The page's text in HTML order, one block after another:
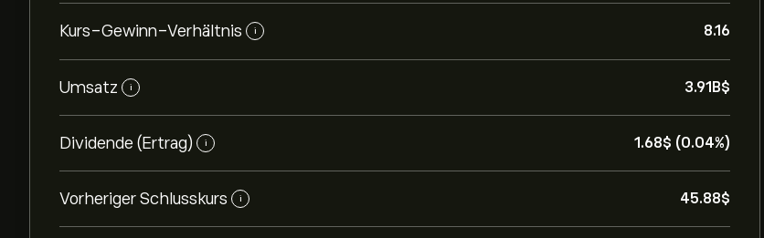
Kurs-Gewinn-Verhältnis i 8.16
Umsatz i 3.91B‎$‎
Dividende (Ertrag) i 1.68‎$‎ (0.04%)
Vorheriger Schlusskurs i 45.88‎$‎